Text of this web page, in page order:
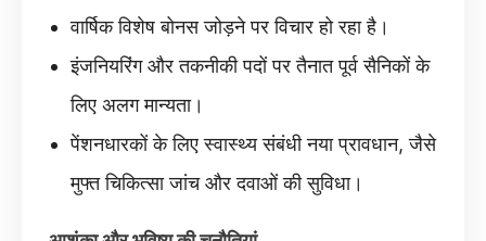
वार्षिक विशेष बोनस जोड़ने पर विचार हो रहा है।
इंजनियरिंग और तकनीकी पदों पर तैनात पूर्व सैनिकों के
लिए अलग मान्यता।
पेंशनधारकों के लिए स्वास्थ्य संबंधी नया प्रावधान, जैसे
मुफ्त चिकित्सा जांच और दवाओं की सुविधा।